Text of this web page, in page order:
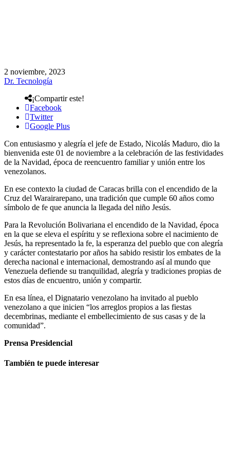
2 noviembre, 2023
Dr. Tecnología
¡Compartir este!
Facebook
Twitter
Google Plus
Con entusiasmo y alegría el jefe de Estado, Nicolás Maduro, dio la
bienvenida este 01 de noviembre a la celebración de las festividades
de la Navidad, época de reencuentro familiar y unión entre los
venezolanos.
En ese contexto la ciudad de Caracas brilla con el encendido de la
Cruz del Warairarepano, una tradición que cumple 60 años como
símbolo de fe que anuncia la llegada del niño Jesús.
Para la Revolución Bolivariana el encendido de la Navidad, época
en la que se eleva el espíritu y se reflexiona sobre el nacimiento de
Jesús, ha representado la fe, la esperanza del pueblo que con alegría
y carácter contestatario por años ha sabido resistir los embates de la
derecha nacional e internacional, demostrando así al mundo que
Venezuela defiende su tranquilidad, alegría y tradiciones propias de
estos días de encuentro, unión y compartir.
En esa línea, el Dignatario venezolano ha invitado al pueblo
venezolano a que inicien “los arreglos propios a las fiestas
decembrinas, mediante el embellecimiento de sus casas y de la
comunidad”.
Prensa Presidencial
También te puede interesar